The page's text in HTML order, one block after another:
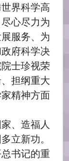
界科学高
心尽力为
服务、为
府科学决
士珍视荣
担纲重大
精神方面
、造福人
立新功。
书记的重